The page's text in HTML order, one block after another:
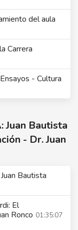
del aula
Carrera
- Cultura
Juan Bautista
- Dr. Juan
Bautista
El
Ronco 01:35:07